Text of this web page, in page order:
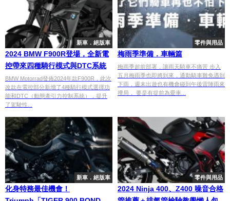
新車．絕版車
2024 BMW F900R登場，全新電
控帶來四種騎行模式與DTC系統
BMW Motorrad發佈2024年款F900R，此次
改款在電控部分新增了4種騎行模式選擇功
能和DTC（動態牽引力控制系統），提升
了駕駛性...
零件與用品
梅雨季準備．車輛篇
梅雨季超前部署，讓雨天騎車不痛苦 步入
五月梅雨季也即將到來，通勤騎車難免遇到
下雨，週末出遊也有機會碰到午後雷陣雨來
攪局， 要是有提前為愛車...
新車．絕版車
化身特務最佳機會！
零件與用品
2024 Ninja 400、Z400 噪音合格